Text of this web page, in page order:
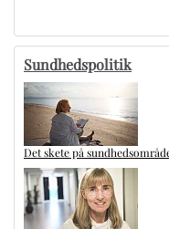
Sundhedspolitik
Det skete på